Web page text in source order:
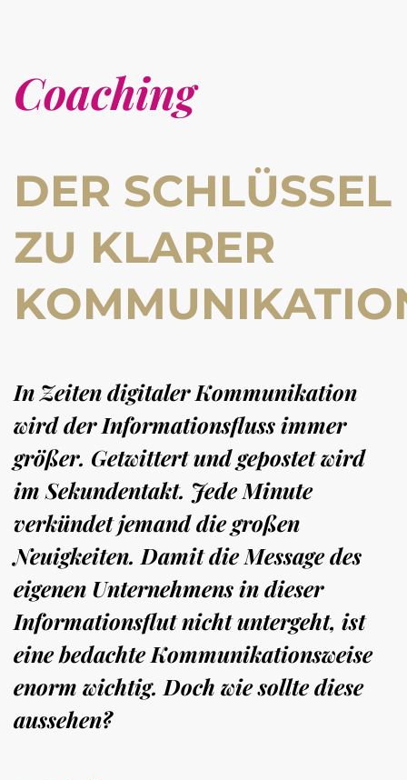
Coaching
DER SCHLÜSSEL
ZU KLARER
In Zeiten digitaler Kommunikation
wird der Informationsfluss immer
größer. Getwittert und gepostet wird
im Sekundentakt. Jede Minute
verkündet jemand die großen
Neuigkeiten. Damit die Message des
eigenen Unternehmens in dieser
Informationsflut nicht untergeht, ist
eine bedachte Kommunikationsweise
enorm wichtig. Doch wie sollte diese
aussehen?